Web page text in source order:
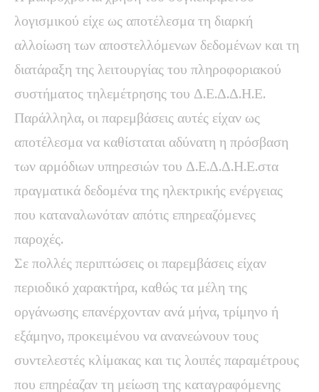
λογισμικού είχε ως αποτέλεσμα τη διαρκή
αλλοίωση των αποστελλόμενων δεδομένων και τη
διατάραξη της λειτουργίας του πληροφοριακού
συστήματος τηλεμέτρησης του Δ.Ε.Δ.Δ.Η.Ε.
Παράλληλα, οι παρεμβάσεις αυτές είχαν ως
αποτέλεσμα να καθίσταται αδύνατη η πρόσβαση
των αρμόδιων υπηρεσιών του Δ.Ε.Δ.Δ.Η.Ε.στα
πραγματικά δεδομένα της ηλεκτρικής ενέργειας
που καταναλωνόταν απότις επηρεαζόμενες
παροχές.
Σε πολλές περιπτώσεις οι παρεμβάσεις είχαν
περιοδικό χαρακτήρα, καθώς τα μέλη της
οργάνωσης επανέρχονταν ανά μήνα, τρίμηνο ή
εξάμηνο, προκειμένου να ανανεώνουν τους
συντελεστές κλίμακας και τις λοιπές παραμέτρους
που επηρέαζαν τη μείωση της καταγραφόμενης